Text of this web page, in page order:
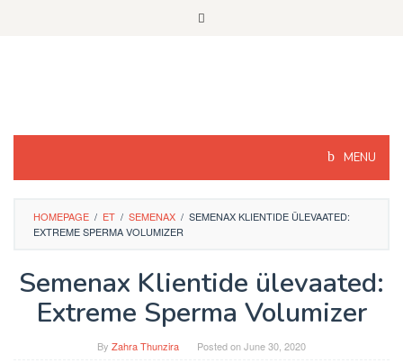
MENU
HOMEPAGE / ET / SEMENAX / SEMENAX KLIENTIDE ÜLEVAATED:
EXTREME SPERMA VOLUMIZER
Semenax Klientide ülevaated:
Extreme Sperma Volumizer
By Zahra Thunzira Posted onJune 30, 2020